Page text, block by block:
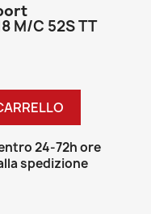
M/C 52S TT
24-72h ore
spedizione